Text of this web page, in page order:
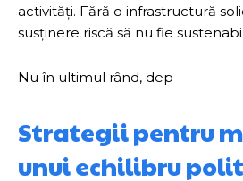
activități. Fără o infrastructură
susținere riscă să nu fie
Nu în ultimul rând, dep
Strategii pentru
unui echilibru